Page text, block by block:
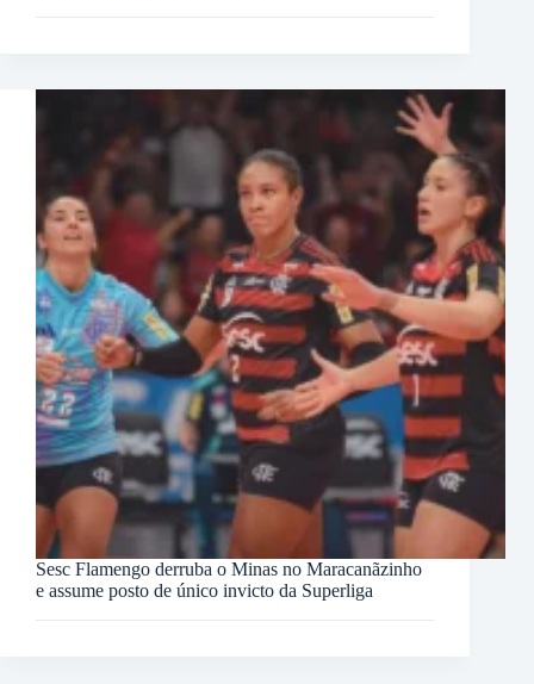
Sesc Flamengo derruba o Minas no Maracanãzinho
e assume posto de único invicto da Superliga